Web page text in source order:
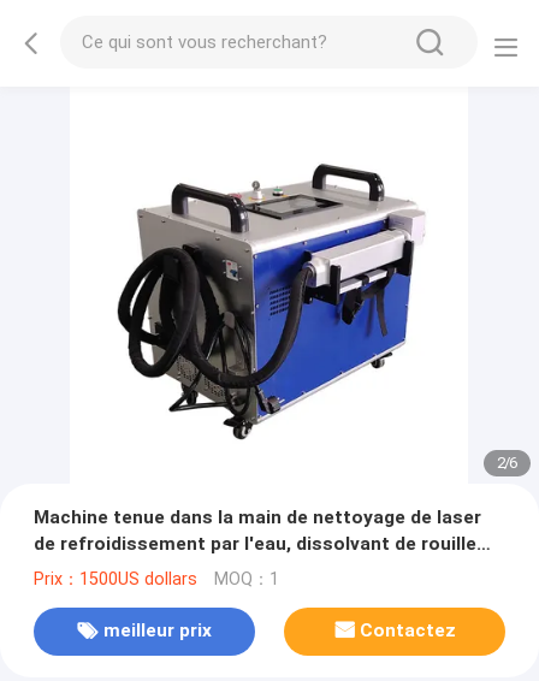
2/6
Machine tenue dans la main de nettoyage de laser
de refroidissement par l'eau, dissolvant de rouille
portatif du laser 50W
Prix：1500US dollars MOQ：1
meilleur prix Contactez